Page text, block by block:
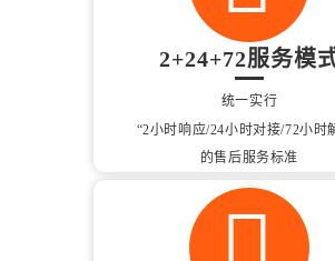
2+24+72服务模
统一实行
“2小时响应/24小时对接/72小时
的售后服务标准